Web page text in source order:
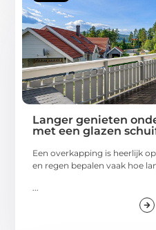
Langer genieten
met een glazen
Een overkapping is heerlijk
en regen bepalen vaak hoe